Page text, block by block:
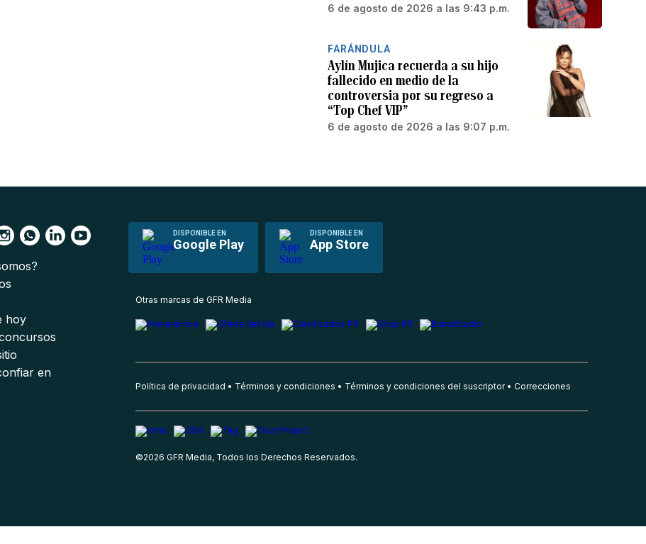
6 de agosto de 2026 a las 9:43 p.m.
FARÁNDULA
Aylín Mujica recuerda a su hijo
fallecido en medio de la
controversia por su regreso a
“Top Chef VIP”
6 de agosto de 2026 a las 9:07 p.m.
DISPONIBLE EN
Google Play
DISPONIBLE EN
App Store
hoy
en
Otras marcas de GFR Media
Política de privacidad Términos y condiciones Términos y condiciones del suscriptor Correcciones
©2026 GFR Media, Todos los Derechos Reservados.